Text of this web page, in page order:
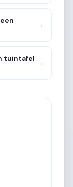
→
tuintafel
→